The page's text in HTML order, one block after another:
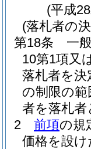
(平成
(落札者の
第18条
一
10第1項又
落札者を
の制限の
者を落札
2
前項の規
価格を設